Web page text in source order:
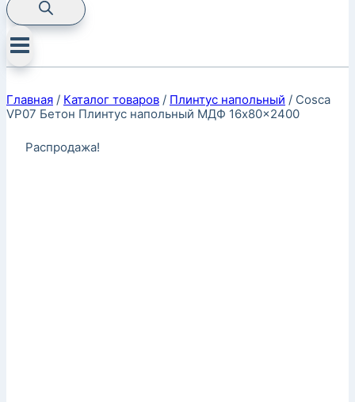
Главная / Каталог товаров / Плинтус напольный / Cosca
VP07 Бетон Плинтус напольный МДФ 16x80x2400
Распродажа!